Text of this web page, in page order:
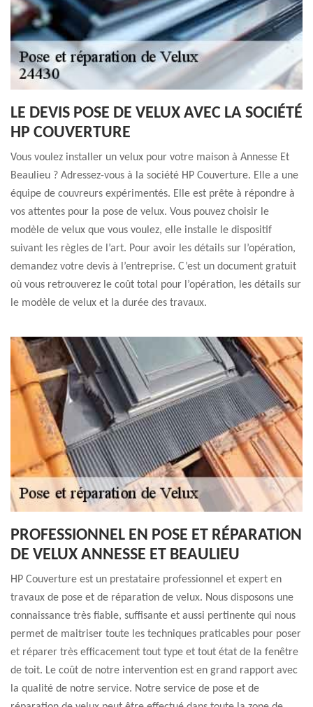
LE DEVIS POSE DE VELUX AVEC LA SOCIÉTÉ
HP COUVERTURE
Vous voulez installer un velux pour votre maison à Annesse Et
Beaulieu ? Adressez-vous à la société HP Couverture. Elle a une
équipe de couvreurs expérimentés. Elle est prête à répondre à
vos attentes pour la pose de velux. Vous pouvez choisir le
modèle de velux que vous voulez, elle installe le dispositif
suivant les règles de l’art. Pour avoir les détails sur l’opération,
demandez votre devis à l’entreprise. C’est un document gratuit
où vous retrouverez le coût total pour l’opération, les détails sur
le modèle de velux et la durée des travaux.
PROFESSIONNEL EN POSE ET RÉPARATION
DE VELUX ANNESSE ET BEAULIEU
HP Couverture est un prestataire professionnel et expert en
travaux de pose et de réparation de velux. Nous disposons une
connaissance très fiable, suffisante et aussi pertinente qui nous
permet de maitriser toute les techniques praticables pour poser
et réparer très efficacement tout type et tout état de la fenêtre
de toit. Le coût de notre intervention est en grand rapport avec
la qualité de notre service. Notre service de pose et de